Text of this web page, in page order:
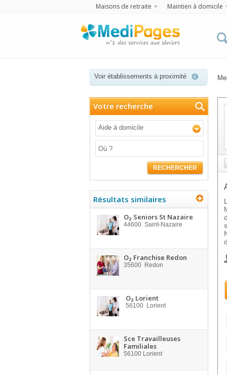
Maisons de retraite Maintien à domicile
Voir établissements à proximité
Votre recherche
Aide à domicile
RECHERCHER
Résultats similaires
O₂ Seniors St Nazaire
44600 Saint-Nazaire
O₂ Franchise Redon
35600 Redon
O₂ Lorient
56100 Lorient
Sce Travailleuses
Familiales
56100 Lorient